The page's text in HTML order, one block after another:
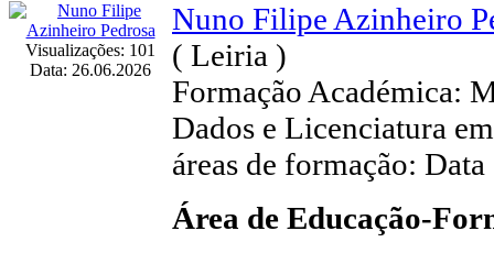
Visualizações: 101
Data: 26.06.2026
Nuno Filipe Azinheiro
( Leiria )
Formação Académica:
Dados e Licenciatura
áreas de formação:
Área de Educação-